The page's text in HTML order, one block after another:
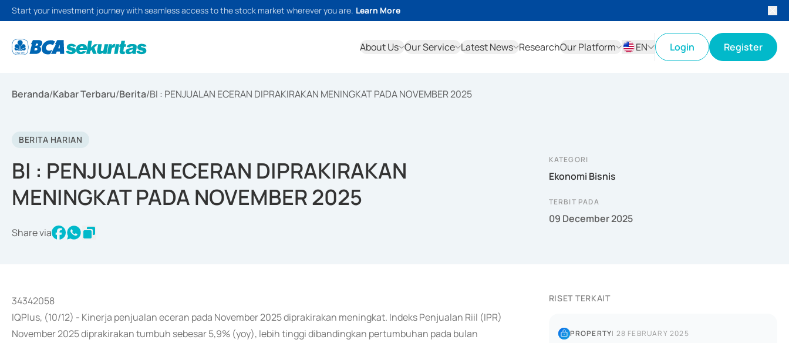
Start your investment journey with seamless access to the stock market wherever you are. Learn More
About Us Our Service Latest News ResearchOur Platform
EN
Login Register
Beranda/Kabar Terbaru/Berita/BI : PENJUALAN ECERAN DIPRAKIRAKAN MENINGKAT PADA NOVEMBER 2025
BERITA HARIAN
BI : PENJUALAN ECERAN DIPRAKIRAKAN
MENINGKAT PADA NOVEMBER 2025
Share via
KATEGORI
Ekonomi Bisnis
TERBIT PADA
09 December 2025
34342058
IQPlus, (10/12) - Kinerja penjualan eceran pada November 2025 diprakirakan meningkat. Indeks Penjualan Riil (IPR)
November 2025 diprakirakan tumbuh sebesar 5,9% (yoy), lebih tinggi dibandingkan pertumbuhan pada bulan
RISET TERKAIT
PROPERTY| 28 FEBRUARY 2025